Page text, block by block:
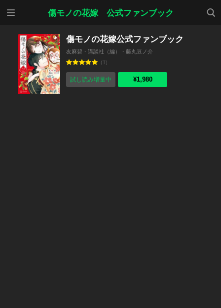
傷モノの花嫁 公式ファンブック
検索
傷モノの花嫁公式ファンブック
友麻碧・講談社（編）・藤丸豆ノ介
(1)
試し読み増量中 ¥1,980